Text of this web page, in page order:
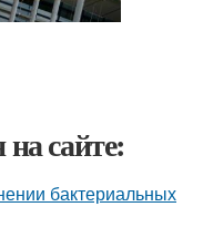
сайте:
бактериальных